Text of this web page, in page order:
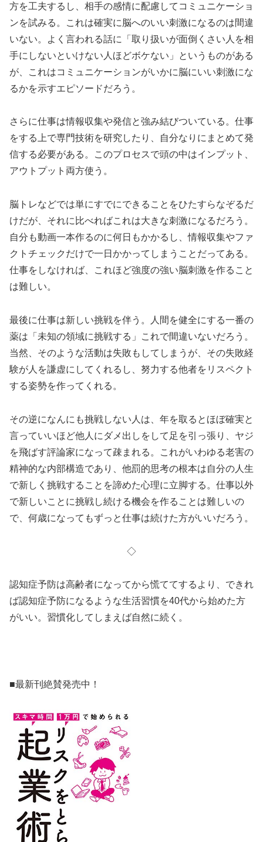
方を工夫するし、相手の感情に配慮してコミュニケーショ
ンを試みる。これは確実に脳へのいい刺激になるのは間違
いない。よく言われる話に「取り扱いが面倒くさい人を相
手にしないといけない人ほどボケない」というものがある
が、これはコミュニケーションがいかに脳にいい刺激にな
るかを示すエピソードだろう。
さらに仕事は情報収集や発信と強み結びついている。仕事
をする上で専門技術を研究したり、自分なりにまとめて発
信する必要がある。このプロセスで頭の中はインプット、
アウトプット両方使う。
脳トレなどでは単にすでにできることをひたすらなぞるだ
けだが、それに比べればこれは大きな刺激になるだろう。
自分も動画一本作るのに何日もかかるし、情報収集やファ
クトチェックだけで一日かかってしまうことだってある。
仕事をしなければ、これほど強度の強い脳刺激を作ること
は難しい。
最後に仕事は新しい挑戦を伴う。人間を健全にする一番の
薬は「未知の領域に挑戦する」これで間違いないだろう。
当然、そのような活動は失敗もしてしまうが、その失敗経
験が人を謙虚にしてくれるし、努力する他者をリスペクト
する姿勢を作ってくれる。
その逆になんにも挑戦しない人は、年を取るとほぼ確実と
言っていいほど他人にダメ出しをして足を引っ張り、ヤジ
を飛ばす評論家になって疎まれる。これがいわゆる老害の
精神的な内部構造であり、他罰的思考の根本は自分の人生
で新しく挑戦することを諦めた心理に立脚する。仕事以外
で新しいことに挑戦し続ける機会を作ることは難しいの
で、何歳になってもずっと仕事は続けた方がいいだろう。
◇
認知症予防は高齢者になってから慌ててするより、できれ
ば認知症予防になるような生活習慣を40代から始めた方
がいい。習慣化してしまえば自然に続く。
■最新刊絶賛発売中！